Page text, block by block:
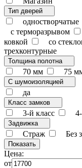
Тип дверей
одностворчатые
с терморазрывом
ковкой
со
трехконтурные
Толщина полотна
70 мм 75
С шумоизоляцией
да
Класс замков
3-й класс
Задвижка
Страж Без
Цена:
от